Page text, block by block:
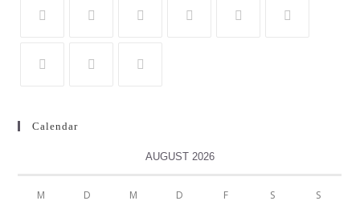
Calendar
AUGUST 2026
M D M D F S S